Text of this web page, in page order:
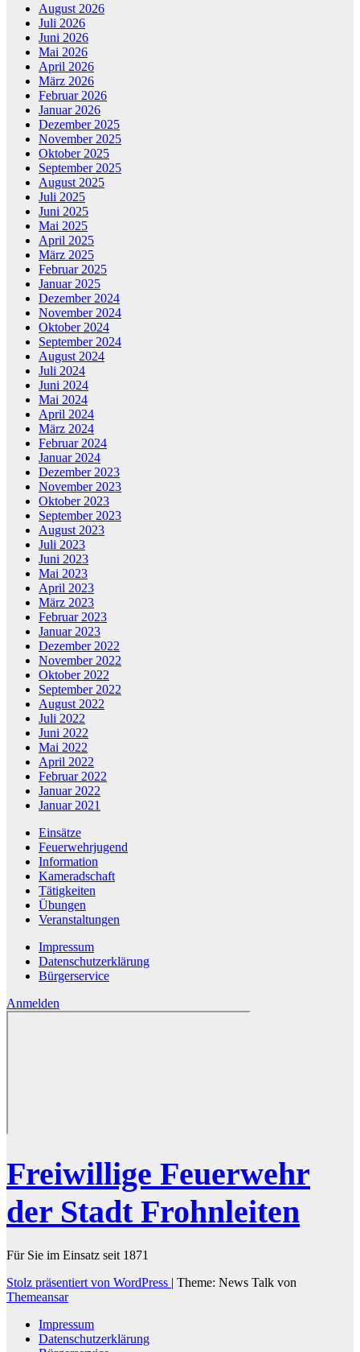
August 2026
Juli 2026
Juni 2026
Mai 2026
April 2026
März 2026
Februar 2026
Januar 2026
Dezember 2025
November 2025
Oktober 2025
September 2025
August 2025
Juli 2025
Juni 2025
Mai 2025
April 2025
März 2025
Februar 2025
Januar 2025
Dezember 2024
November 2024
Oktober 2024
September 2024
August 2024
Juli 2024
Juni 2024
Mai 2024
April 2024
März 2024
Februar 2024
Januar 2024
Dezember 2023
November 2023
Oktober 2023
September 2023
August 2023
Juli 2023
Juni 2023
Mai 2023
April 2023
März 2023
Februar 2023
Januar 2023
Dezember 2022
November 2022
Oktober 2022
September 2022
August 2022
Juli 2022
Juni 2022
Mai 2022
April 2022
Februar 2022
Januar 2022
Januar 2021
Einsätze
Feuerwehrjugend
Information
Kameradschaft
Tätigkeiten
Übungen
Veranstaltungen
Impressum
Datenschutzerklärung
Bürgerservice
Anmelden
Freiwillige Feuerwehr
der Stadt Frohnleiten
Für Sie im Einsatz seit 1871
Stolz präsentiert von WordPress | Theme: News Talk von
Themeansar
Impressum
Datenschutzerklärung